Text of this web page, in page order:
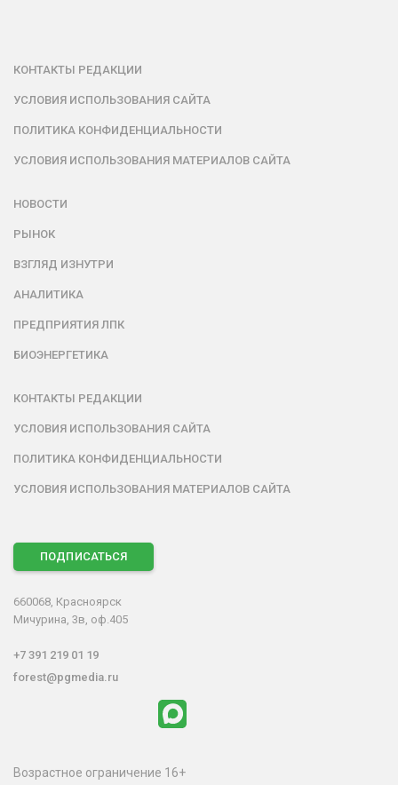
КОНТАКТЫ РЕДАКЦИИ
УСЛОВИЯ ИСПОЛЬЗОВАНИЯ САЙТА
ПОЛИТИКА КОНФИДЕНЦИАЛЬНОСТИ
УСЛОВИЯ ИСПОЛЬЗОВАНИЯ МАТЕРИАЛОВ САЙТА
НОВОСТИ
РЫНОК
ВЗГЛЯД ИЗНУТРИ
АНАЛИТИКА
ПРЕДПРИЯТИЯ ЛПК
БИОЭНЕРГЕТИКА
КОНТАКТЫ РЕДАКЦИИ
УСЛОВИЯ ИСПОЛЬЗОВАНИЯ САЙТА
ПОЛИТИКА КОНФИДЕНЦИАЛЬНОСТИ
УСЛОВИЯ ИСПОЛЬЗОВАНИЯ МАТЕРИАЛОВ САЙТА
ПОДПИСАТЬСЯ
660068, Красноярск
Мичурина, 3в, оф.405
+7 391 219 01 19
forest@pgmedia.ru
Возрастное ограничение 16+